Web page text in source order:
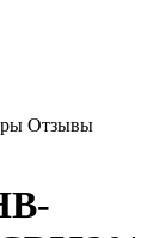
Отзывы